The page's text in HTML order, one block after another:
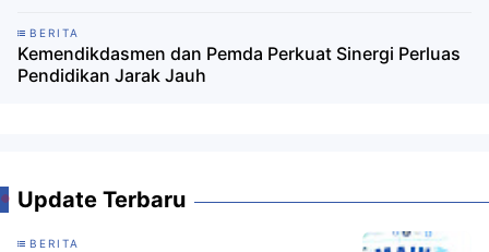
BERITA
Kemendikdasmen dan Pemda Perkuat Sinergi Perluas
Pendidikan Jarak Jauh
Update Terbaru
BERITA